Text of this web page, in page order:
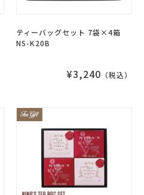
ティーバッグセット 7袋×4箱
NS-K20B
¥3,240 （税込）